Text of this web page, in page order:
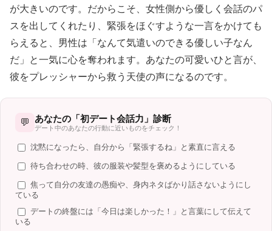
が大きいのです。だからこそ、女性側から優しく会話のパ
スを出してくれたり、緊張をほぐすような一言をかけても
らえると、男性は「なんて気遣いのできる優しい子なん
だ」と一気に心を奪われます。あなたの可愛いひと言が、
彼をプレッシャーから救う天使の声になるのです。
💬 あなたの「初デート会話力」診断
デート中のあなたの行動に近いものをチェック！
沈黙になったら、自分から「緊張するね」と素直に言える
待ち合わせの時、彼の服装や髪型を褒めるようにしている
焦って自分の友達の愚痴や、身内ネタばかり話さないようにし
ている
デートの終盤には「今日は楽しかった！」と言葉にして伝えて
いる